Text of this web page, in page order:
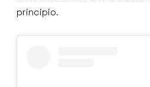
principio.